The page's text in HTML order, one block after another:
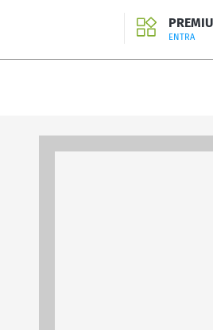
ENTRA